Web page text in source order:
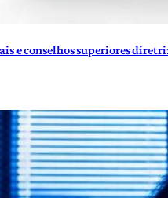
e conselhos superiores